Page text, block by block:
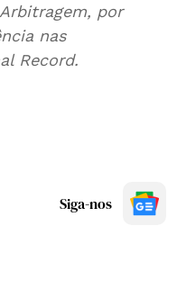
por
nas
Record.
Siga-nos